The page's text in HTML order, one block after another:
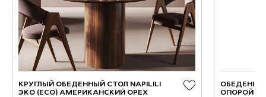
КРУГЛЫЙ ОБЕДЕННЫЙ СТОЛ NAPILILI
ЭКО (ECO) АМЕРИКАНСКИЙ ОРЕХ
ОПОРОЙ